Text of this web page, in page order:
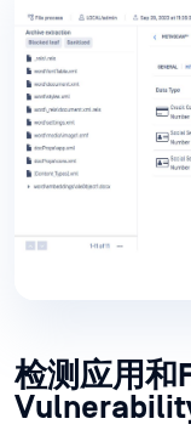
检测应用和